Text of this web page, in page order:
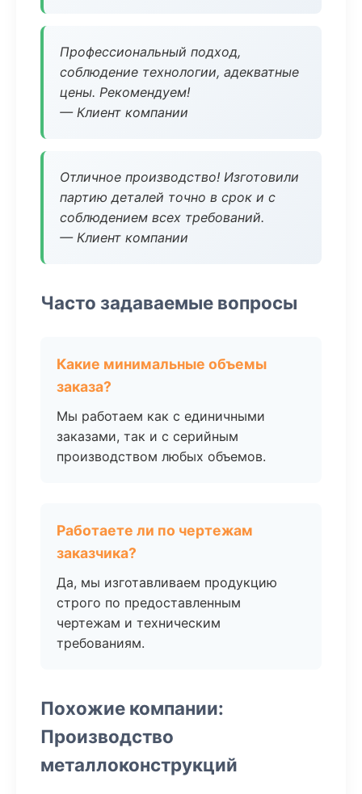
Профессиональный подход,
соблюдение технологии, адекватные
цены. Рекомендуем!
— Клиент компании
Отличное производство! Изготовили
партию деталей точно в срок и с
соблюдением всех требований.
— Клиент компании
Часто задаваемые вопросы
Какие минимальные объемы
заказа?
Мы работаем как с единичными
заказами, так и с серийным
производством любых объемов.
Работаете ли по чертежам
заказчика?
Да, мы изготавливаем продукцию
строго по предоставленным
чертежам и техническим
требованиям.
Похожие компании:
Производство
металлоконструкций